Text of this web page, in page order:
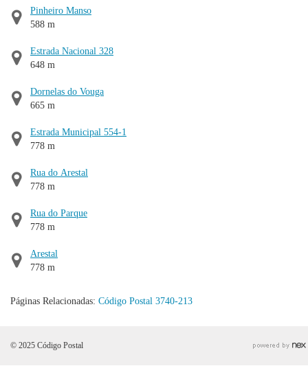
Pinheiro Manso
588 m
Estrada Nacional 328
648 m
Dornelas do Vouga
665 m
Estrada Municipal 554-1
778 m
Rua do Arestal
778 m
Rua do Parque
778 m
Arestal
778 m
Páginas Relacionadas: Código Postal 3740-213
© 2025 Código Postal